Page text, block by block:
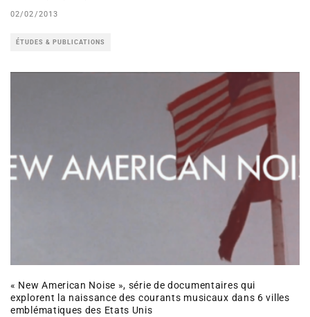
02/02/2013
ÉTUDES & PUBLICATIONS
« New American Noise », série de documentaires qui
explorent la naissance des courants musicaux dans 6 villes
emblématiques des Etats Unis